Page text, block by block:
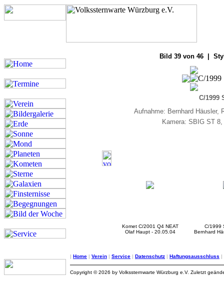
Bild 39 von 46 |
C/1999
Aufnahme: Bernhard Häusler,
Kamera: SBIG ST
Komet C/2001 Q4 NEAT
Olaf Haupt - 20.05.04
C/1999
Bernhard
| Home | Verein | Service | Datenschutz | Haftungsausschluss |
Copyright © 2026 by Volkssternwarte Würzburg e.V. Zuletzt